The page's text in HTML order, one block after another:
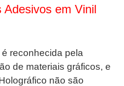
Adesivos em Vinil
reconhecida pela
de materiais gráficos, e
não são